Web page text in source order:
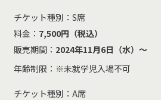
チケット種別： S席
料金： 7,500円（税込）
販売期間： 2024年11月6日（水）～
年齢制限：※未就学児入場不可
チケット種別： A席